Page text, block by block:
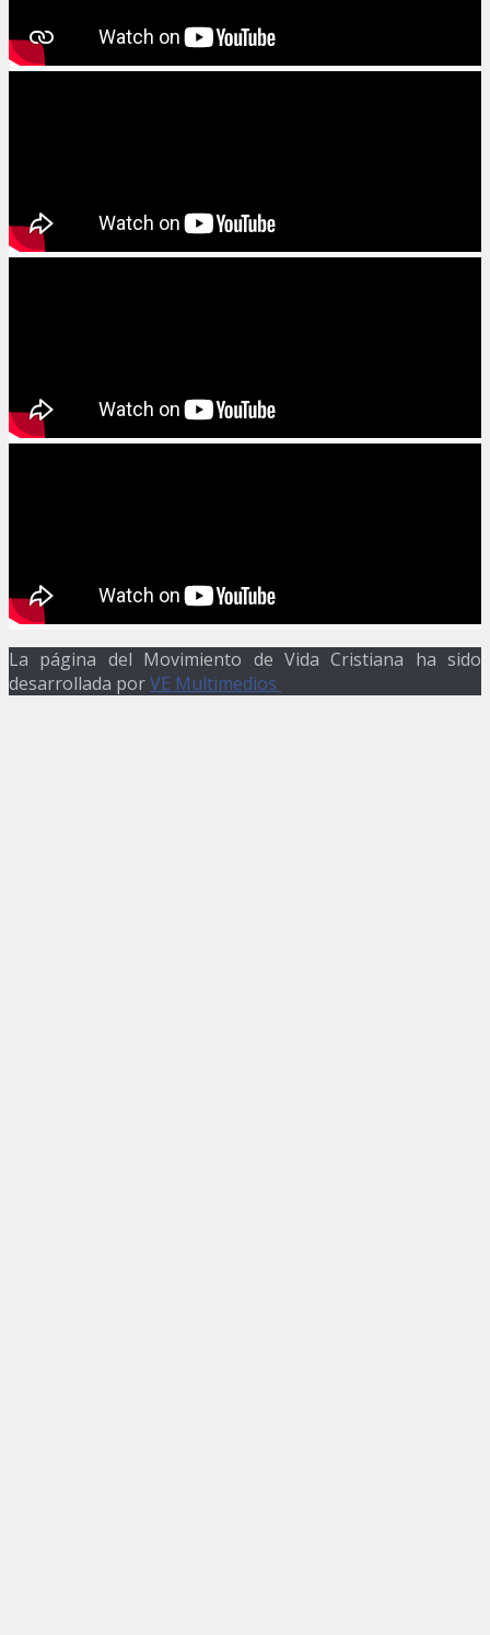
La página del Movimiento de Vida Cristiana ha sido
desarrollada porVE Multimedios